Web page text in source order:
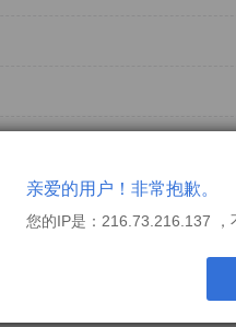
亲爱的用户！非常抱歉。
您的IP是：216.73.216.137 ，